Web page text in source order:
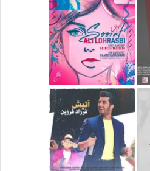
دانلود آهنگ جدید علیرضا
قربانی بنام خیال خوش
دانلود آهنگ جدید علی
لهراسبی بنام صورت